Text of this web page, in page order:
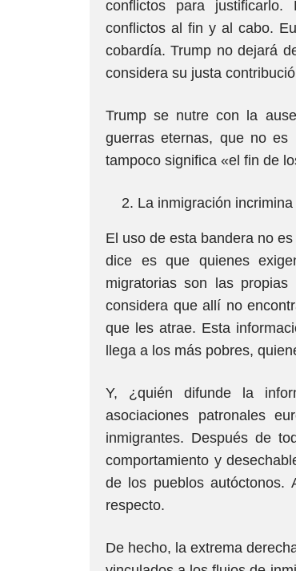
conflictos para justificarlo.
conflictos al fin y al cabo.
cobardía. Trump no dejará
considera su justa
Trump se nutre con la
guerras eternas, que no
tampoco significa «el fin de
La inmigración
El uso de esta bandera no
dice es que quienes
migratorias son las
considera que allí no
que les atrae. Esta
llega a los más pobres,
Y, ¿quién difunde la
asociaciones patronales
inmigrantes. Después de
comportamiento y
de los pueblos
respecto.
De hecho, la extrema